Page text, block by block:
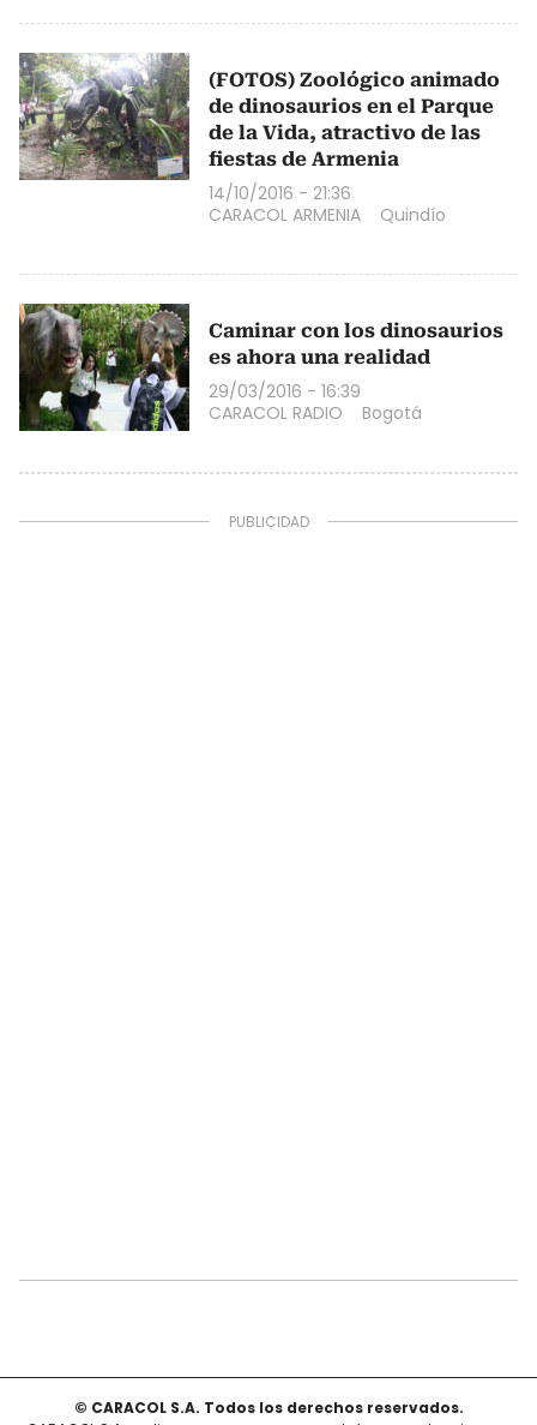
(FOTOS) Zoológico animado
de dinosaurios en el Parque
de la Vida, atractivo de las
fiestas de Armenia
14/10/2016 - 21:36
CARACOL ARMENIA
Quindío
Caminar con los dinosaurios
es ahora una realidad
29/03/2016 - 16:39
CARACOL RADIO
Bogotá
© CARACOL S.A. Todos los derechos reservados.